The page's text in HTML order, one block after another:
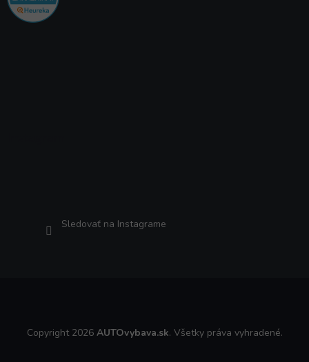
Sledovať na Instagrame
Copyright 2026 AUTOvybava.sk. Všetky práva vyhradené.